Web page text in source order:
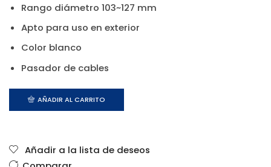
Rango diámetro 103~127 mm
Apto para uso en exterior
Color blanco
Pasador de cables
AÑADIR AL CARRITO
Añadir a la lista de deseos